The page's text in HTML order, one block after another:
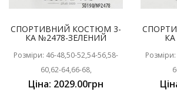
СПОРТИВНИЙ КОСТЮМ 3-
КА №2478-ЗЕЛЕНИЙ
Розміри: 46-48,50-52,54-56,58-
60,62-64,66-68,
Ціна: 2029.00грн